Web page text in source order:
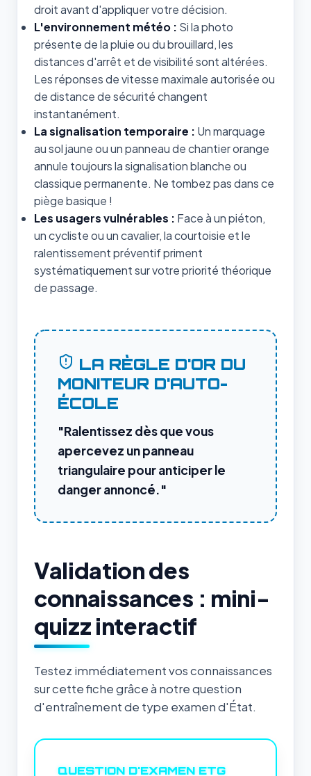
droit avant d'appliquer votre décision.
L'environnement météo : Si la photo
présente de la pluie ou du brouillard, les
distances d'arrêt et de visibilité sont altérées.
Les réponses de vitesse maximale autorisée ou
de distance de sécurité changent
instantanément.
La signalisation temporaire : Un marquage
au sol jaune ou un panneau de chantier orange
annule toujours la signalisation blanche ou
classique permanente. Ne tombez pas dans ce
piège basique !
Les usagers vulnérables : Face à un piéton,
un cycliste ou un cavalier, la courtoisie et le
ralentissement préventif priment
systématiquement sur votre priorité théorique
de passage.
LA RÈGLE D'OR DU
MONITEUR D'AUTO-
ÉCOLE
"Ralentissez dès que vous
apercevez un panneau
triangulaire pour anticiper le
danger annoncé."
Validation des
connaissances : mini-
quizz interactif
Testez immédiatement vos connaissances
sur cette fiche grâce à notre question
d'entraînement de type examen d'État.
QUESTION D'EXAMEN ETG